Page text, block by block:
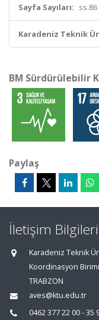
Sayfa Sayıları: ss.86
Karadeniz Teknik
BM Sürdürülebilir
Paylaş
İletişim Bilgileri
Karadeniz Teknik
Koordinasyon
TRABZON
aves@ktu.edu.tr
0462 377 22 00 - 35